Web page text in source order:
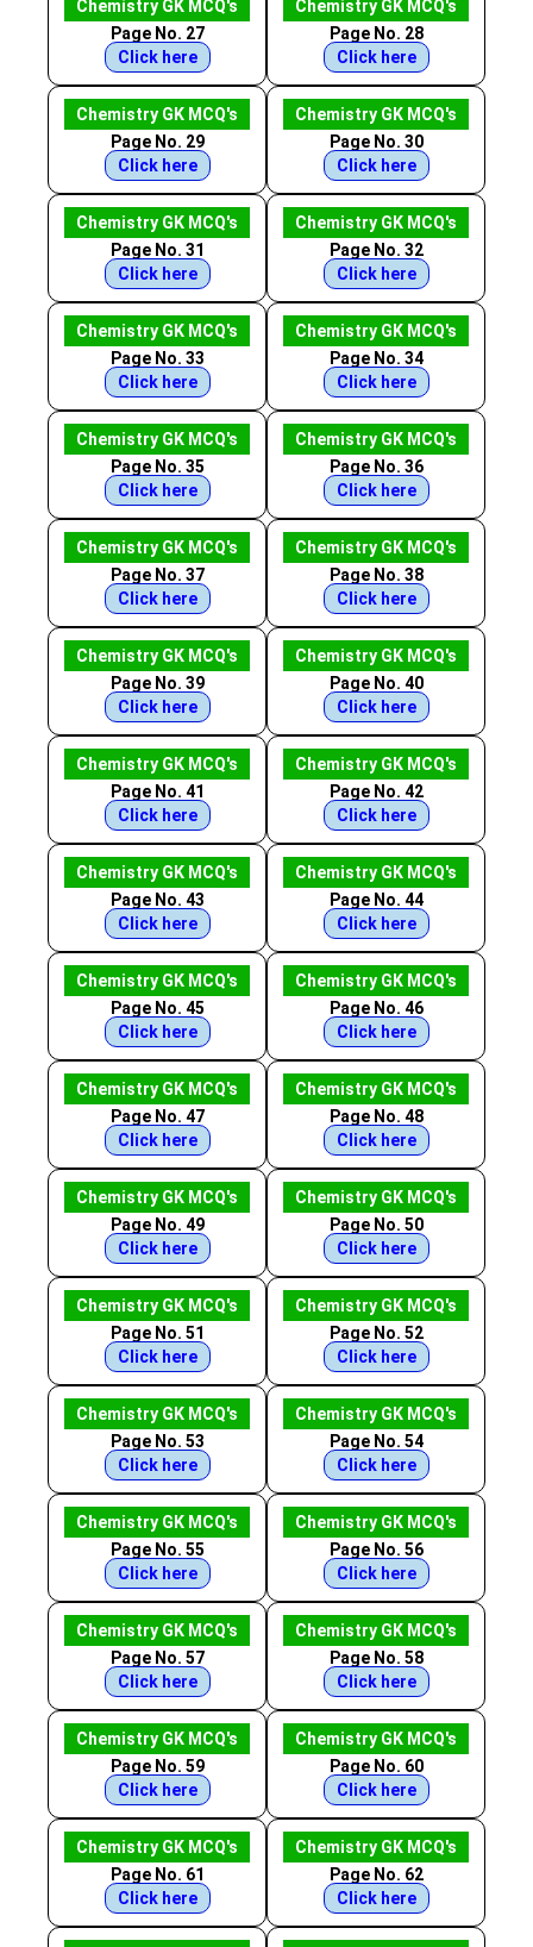
Chemistry GK MCQ's
Page No. 27
Click here
Chemistry GK MCQ's
Page No. 28
Click here
Chemistry GK MCQ's
Page No. 29
Click here
Chemistry GK MCQ's
Page No. 30
Click here
Chemistry GK MCQ's
Page No. 31
Click here
Chemistry GK MCQ's
Page No. 32
Click here
Chemistry GK MCQ's
Page No. 33
Click here
Chemistry GK MCQ's
Page No. 34
Click here
Chemistry GK MCQ's
Page No. 35
Click here
Chemistry GK MCQ's
Page No. 36
Click here
Chemistry GK MCQ's
Page No. 37
Click here
Chemistry GK MCQ's
Page No. 38
Click here
Chemistry GK MCQ's
Page No. 39
Click here
Chemistry GK MCQ's
Page No. 40
Click here
Chemistry GK MCQ's
Page No. 41
Click here
Chemistry GK MCQ's
Page No. 42
Click here
Chemistry GK MCQ's
Page No. 43
Click here
Chemistry GK MCQ's
Page No. 44
Click here
Chemistry GK MCQ's
Page No. 45
Click here
Chemistry GK MCQ's
Page No. 46
Click here
Chemistry GK MCQ's
Page No. 47
Click here
Chemistry GK MCQ's
Page No. 48
Click here
Chemistry GK MCQ's
Page No. 49
Click here
Chemistry GK MCQ's
Page No. 50
Click here
Chemistry GK MCQ's
Page No. 51
Click here
Chemistry GK MCQ's
Page No. 52
Click here
Chemistry GK MCQ's
Page No. 53
Click here
Chemistry GK MCQ's
Page No. 54
Click here
Chemistry GK MCQ's
Page No. 55
Click here
Chemistry GK MCQ's
Page No. 56
Click here
Chemistry GK MCQ's
Page No. 57
Click here
Chemistry GK MCQ's
Page No. 58
Click here
Chemistry GK MCQ's
Page No. 59
Click here
Chemistry GK MCQ's
Page No. 60
Click here
Chemistry GK MCQ's
Page No. 61
Click here
Chemistry GK MCQ's
Page No. 62
Click here